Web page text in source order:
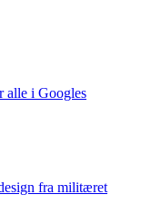
alle i Googles
fra militæret